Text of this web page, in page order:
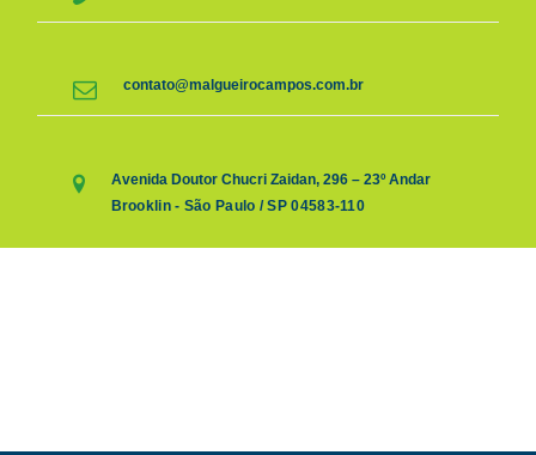
contato@malgueirocampos.com.br
Avenida Doutor Chucri Zaidan, 296 – 23º Andar
Brooklin - São Paulo / SP 04583-110